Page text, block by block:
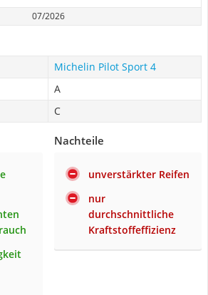
07/2026
Michelin Pilot Sport 4
A
C
Nachteile
unverstärkter Reifen
nur
durchschnittliche
Kraftstoffeffizienz